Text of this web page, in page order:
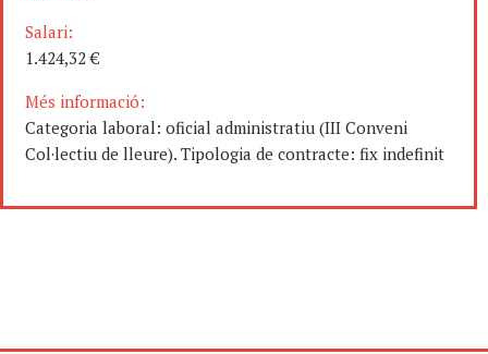
Salari:
1.424,32 €
Més informació:
Categoria laboral: oficial administratiu (III Conveni
Col·lectiu de lleure). Tipologia de contracte: fix indefinit